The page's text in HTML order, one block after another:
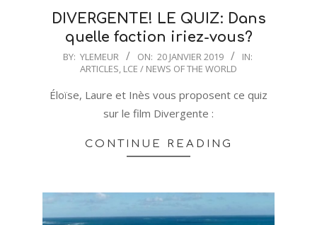
DIVERGENTE! LE QUIZ: Dans
quelle faction iriez-vous?
2019-
20
BY: YLEMEUR ON: 20 JANVIER 2019
IN:
ARTICLES, LCE / NEWS OF THE WORLD
Éloïse, Laure et Inès vous proposent ce quiz
sur le film Divergente :
CONTINUE READING